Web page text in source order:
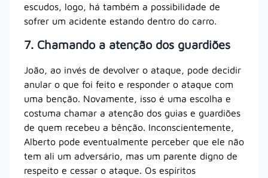
escudos, logo, há também a possibilidade de
sofrer um acidente estando dentro do carro.
7. Chamando a atenção dos guardiões
João, ao invés de devolver o ataque, pode decidir
anular o que foi feito e responder o ataque com
uma benção. Novamente, isso é uma escolha e
costuma chamar a atenção dos guias e guardiões
de quem recebeu a bênção. Inconscientemente,
Alberto pode eventualmente perceber que ele não
tem ali um adversário, mas um parente digno de
respeito e cessar o ataque. Os espíritos